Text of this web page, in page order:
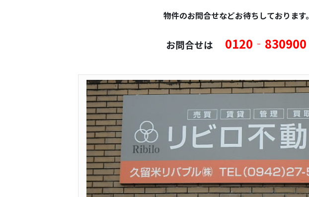
物件のお問合せなどお待ちしております。
お問合せは 0120‐830900